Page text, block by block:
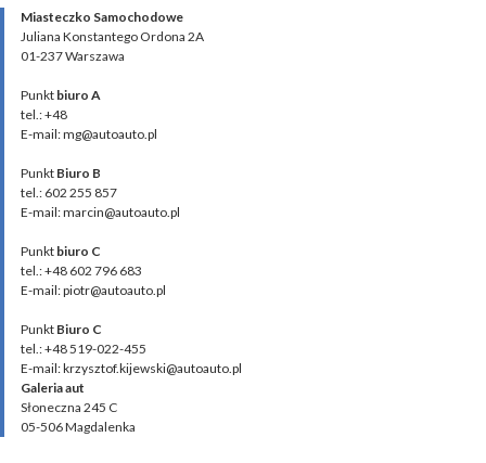
Miasteczko Samochodowe
Juliana Konstantego Ordona 2A
01-237 Warszawa
Punkt biuro A
tel.: +48
E-mail: mg@autoauto.pl
Punkt Biuro B
tel.: 602 255 857
E-mail: marcin@autoauto.pl
Punkt biuro C
tel.: +48 602 796 683
E-mail: piotr@autoauto.pl
Punkt Biuro C
tel.: +48 519-022-455
E-mail: krzysztof.kijewski@autoauto.pl
Galeria aut
Słoneczna 245 C
05-506 Magdalenka